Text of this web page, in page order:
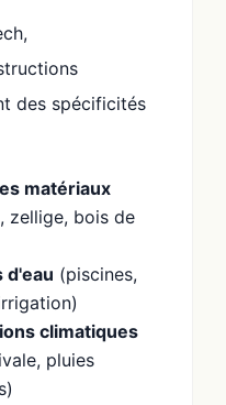
des spécificités
matériaux
zellige, bois de
d'eau (piscines,
climatiques
pluies